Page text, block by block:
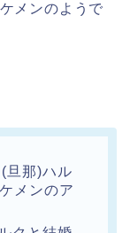
メンのようで
旦那)ハル
メンのア